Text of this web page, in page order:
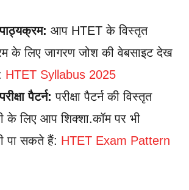
आप HTET के विस्तृत
के लिए जागरण जोश की वेबसाइट देख
HTET Syllabus 2025
पैटर्न: परीक्षा पैटर्न की विस्तृत
के लिए आप शिक्शा.कॉम पर भी
पा सकते हैं: HTET Exam Pattern